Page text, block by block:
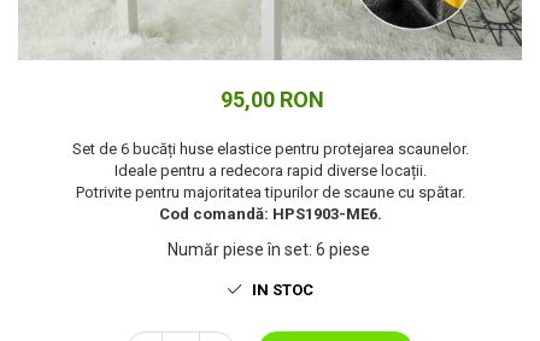
Cântare electronice
Produse de cult religios
95,00 RON
Set de 6 bucăți huse elastice pentru protejarea scaunelor.
Ideale pentru a redecora rapid diverse locații.
Potrivite pentru majoritatea tipurilor de scaune cu spătar.
Cod comandă: HPS1903-ME6.
Număr piese în set: 6 piese
IN STOC